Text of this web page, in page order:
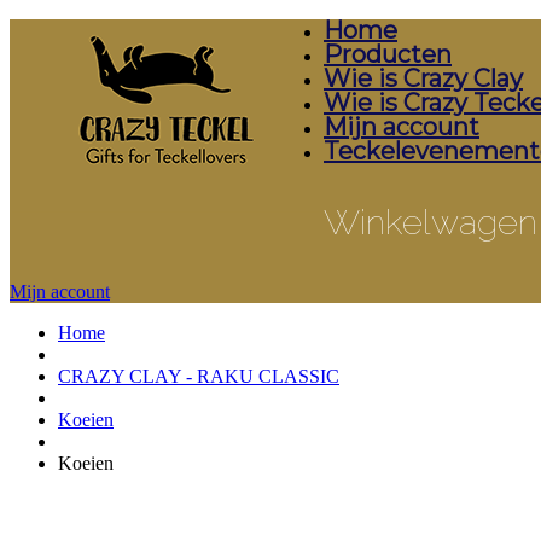
Home
Producten
Wie is Crazy Clay
Wie is Crazy
Mijn account
Winkelwagen
Mijn account
Home
CRAZY CLAY - RAKU CLASSIC
Koeien
Koeien